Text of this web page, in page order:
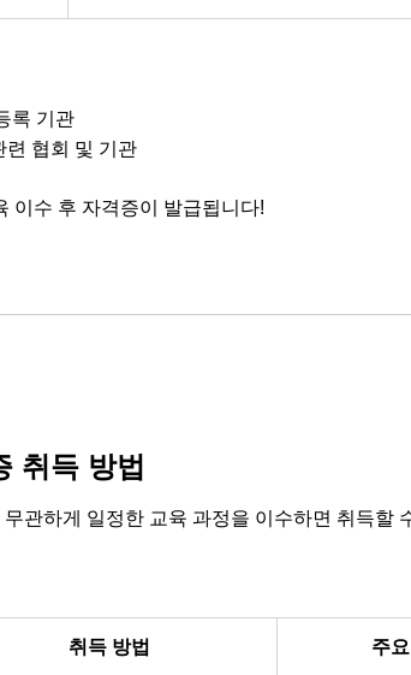
록 기관
련 협회 및 기관
이수 후 자격증이 발급됩니다!
취득 방법
관하게 일정한 교육 과정을 이수하면 취득할
취득 방법 주